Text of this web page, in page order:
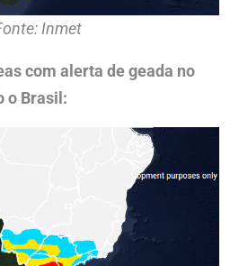
Inmet
com alerta de geada no
o Brasil: